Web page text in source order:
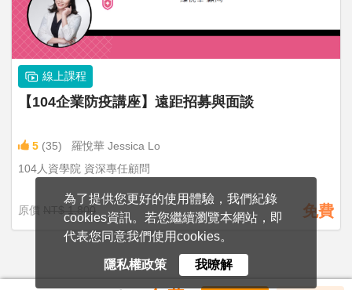
為了提供您更好的使用體驗，我們紀錄
cookies資訊。若您繼續瀏覽本網站，即
代表您同意我們使用cookies。
隱私權政策 我暸解
線上課程
【104企業防疫講座】遠距招募與面談
5 (35)
羅悅華 Jessica Lo
104人資學院 資深專任顧問
原價 NT$ 1,800 免費